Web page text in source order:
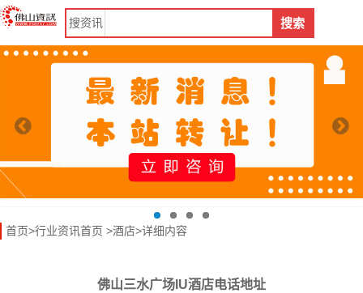
搜资讯 搜索
首页>行业资讯首页 >酒店>详细内容
佛山三水广场IU酒店电话地址